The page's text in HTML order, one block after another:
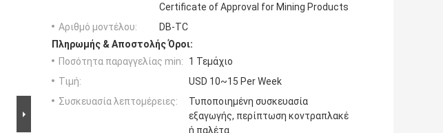
Certificate of Approval for Mining Products
Αριθμό μοντέλου:
DB-TC
Πληρωμής & Αποστολής Όροι:
Ποσότητα παραγγελίας min:
1 Τεμάχιο
Τιμή:
USD 10~15 Per Week
Συσκευασία λεπτομέρειες:
Τυποποιημένη συσκευασία
εξαγωγής, περίπτωση κοντραπλακέ
ή παλέτα